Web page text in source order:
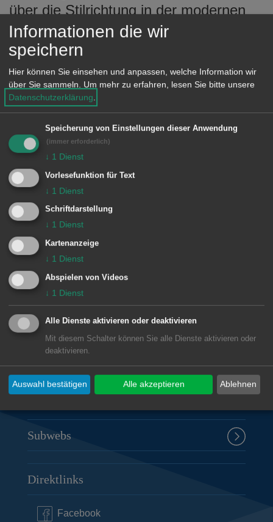
über die Stilrichtung in der modernen
Kunst (abstrakte Malerei und
künstlerische Abstraktion) im 1. Stock
während den Öffnungszeiten des
Rathauses Unterkochen. Montag bis
Freitag 8.30 - 11.45 Uhr Montag 14.00 -
16.00 Uhr Donnerstag 15.00 - 18.00
Uhr.
© Stadt Aalen, 25.07.2008
Unsere Anschrift
Rathaus Aalen
Marktplatz 30
73430Aalen
07361 52-0
presseamt@aalen.de
Öffnungszeiten Rathaus Aalen
Subwebs
Direktlinks
Facebook
Informationen die wir
speichern
Hier können Sie einsehen und anpassen, welche Information wir
über Sie sammeln.
Um mehr zu erfahren, lesen Sie bitte unsere
Datenschutzerklärung
Speicherung von Einstellungen dieser Anwendung
(immer erforderlich)
↓ 1 Dienst
Vorlesefunktion für Text
↓ 1 Dienst
Schriftdarstellung
↓ 1 Dienst
Kartenanzeige
↓ 1 Dienst
Abspielen von Videos
↓ 1 Dienst
Alle Dienste aktivieren oder deaktivieren
Mit diesem Schalter können Sie alle Dienste aktivieren oder
deaktivieren.
Ablehnen
Auswahl bestätigen Alle akzeptieren